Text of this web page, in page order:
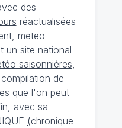
des
réactualisées
meteo-
un site national
saisonnières,
de
que l'on peut
avec sa
(chronique